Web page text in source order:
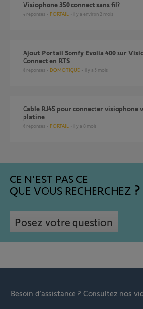
visiophone 350 connect sans fil?
4 réponses PORTAIL il y a environ 2 mois
Ajout Portail Somfy Evolia 400 sur Visiophone V500
Connect en RTS
8 réponses DOMOTIQUE il y a 5 mois
Cable RJ45 pour connecter visiophone v350 moniteur à la
platine
6 réponses PORTAIL il y a 8 mois
CE N'EST PAS CE
QUE VOUS RECHERCHEZ
Posez votre question
Besoin d’assistance ? Consultez nos